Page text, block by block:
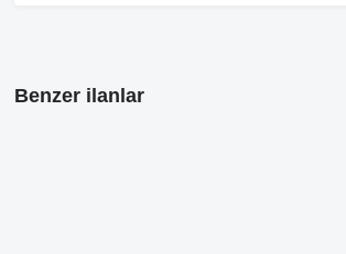
Benzer ilanlar